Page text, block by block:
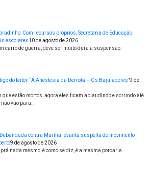
Com recursos próprios, Secretaria de Educação
escolares10 de agosto de 2026
carro de guerra, deve ser muito dura a suspensão.
do leitor: “A Anestesia da Derrota – Os Bajuladores”9 de
que estão mortos, agora eles ficam aplaudindo e sorrindo até
vão para…
Debandada contra Marília levanta suspeita de movimento
9 de agosto de 2026
nada mesmo, é como se diz, é a mesma porcaria